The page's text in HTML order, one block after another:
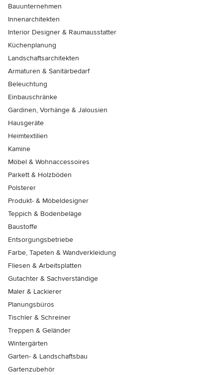
Bauunternehmen
Innenarchitekten
Interior Designer & Raumausstatter
Küchenplanung
Landschaftsarchitekten
Armaturen & Sanitärbedarf
Beleuchtung
Einbauschränke
Gardinen, Vorhänge & Jalousien
Hausgeräte
Heimtextilien
Kamine
Möbel & Wohnaccessoires
Parkett & Holzböden
Polsterer
Produkt- & Möbeldesigner
Teppich & Bodenbeläge
Baustoffe
Entsorgungsbetriebe
Farbe, Tapeten & Wandverkleidung
Fliesen & Arbeitsplatten
Gutachter & Sachverständige
Maler & Lackierer
Planungsbüros
Tischler & Schreiner
Treppen & Geländer
Wintergärten
Garten- & Landschaftsbau
Gartenzubehör